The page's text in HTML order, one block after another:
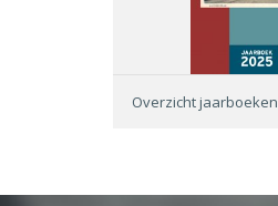
Overzicht jaarboeken